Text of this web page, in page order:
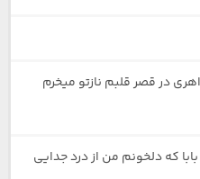
در قصر قلبم نازتو میخرم
که دلخونم من از درد جدایی